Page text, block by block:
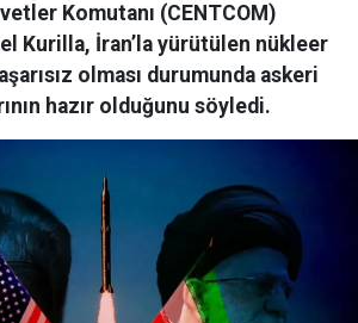
Komutanı (CENTCOM)
Kurilla, İran’la yürütülen nükleer
olması durumunda askeri
hazır olduğunu söyledi.